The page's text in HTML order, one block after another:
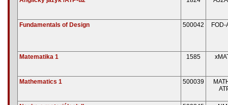
Fundamentals of Design 500042 FOD-
Matematika 1 1585
Mathematics 1 500039